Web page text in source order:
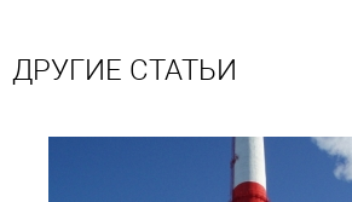
ДРУГИЕ СТАТЬИ